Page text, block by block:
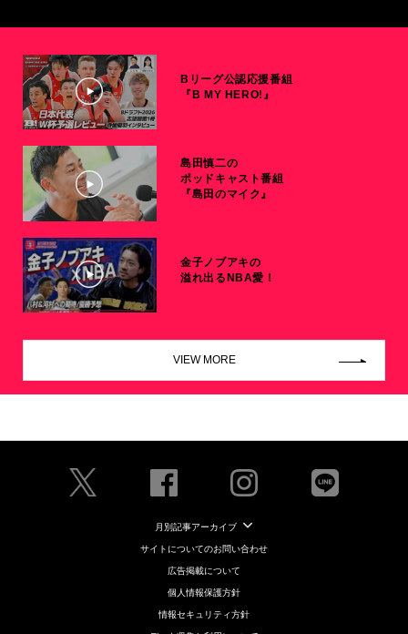
Bリーグ公認応援番組
『B MY HERO!』
島田慎二の
ポッドキャスト番組
『島田のマイク』
金子ノブアキの
溢れ出るNBA愛！
VIEW MORE
月別記事アーカイブ
サイトについてのお問い合わせ
広告掲載について
個人情報保護方針
情報セキュリティ方針